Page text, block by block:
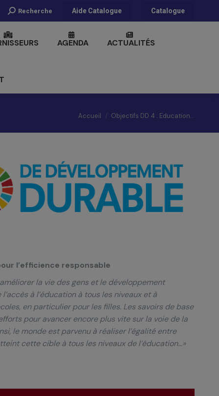
Recherche
Recherche Aide Catalogue Catalogue
AGENDA ACTUALITÉS
Vous êtes ici :
Accueil Objectifs DD 4 : Education…
l’efficience responsable
la vie des gens et le développement
à l’éducation à tous les niveaux et à
en particulier pour les filles. Les savoirs de base
pour avancer encore plus vite sur la voie de la
le monde est parvenu à réaliser l’égalité entre
cette cible à tous les niveaux de l’éducation…»